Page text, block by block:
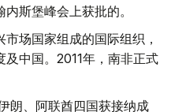
斯堡峰会上获批的。
场国家组成的国际组织，
中国。2011年，南非正式
朗、阿联酋四国获接纳成